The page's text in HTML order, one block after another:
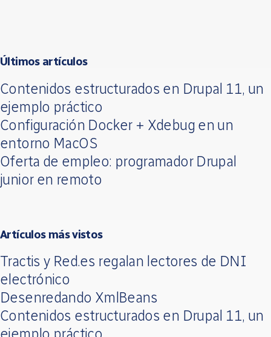
Últimos artículos
Contenidos estructurados en Drupal 11, un
ejemplo práctico
Configuración Docker + Xdebug en un
entorno MacOS
Oferta de empleo: programador Drupal
junior en remoto
Artículos más vistos
Tractis y Red.es regalan lectores de DNI
electrónico
Desenredando XmlBeans
Contenidos estructurados en Drupal 11, un